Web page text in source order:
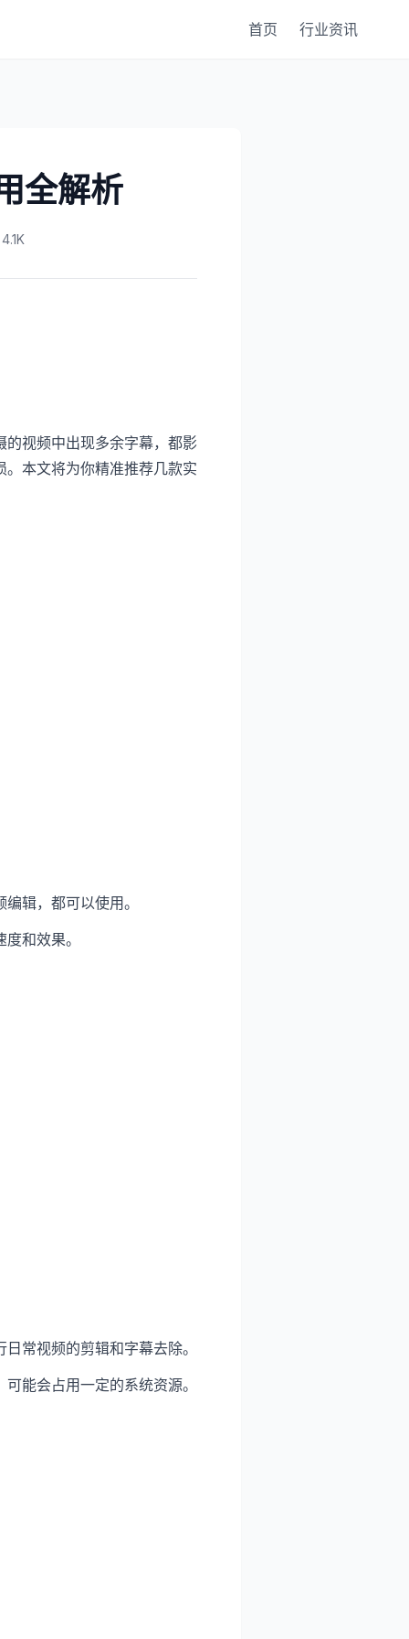
首页 行业资讯
全解析
视频中出现多余字幕，都影
本文将为你精准推荐几款实
辑，都可以使用。
和效果。
常视频的剪辑和字幕去除。
能会占用一定的系统资源。